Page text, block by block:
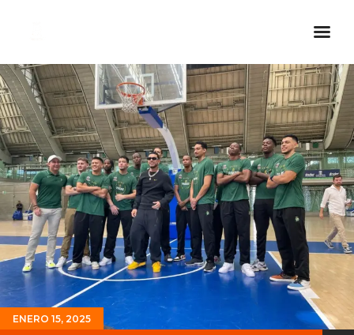
Inicio Real FM
Streaming
En Vivo
Descarga La APP
Programas
Noticias
Equipo
Sobre Nosotros
Contactos
ENERO 15, 2025